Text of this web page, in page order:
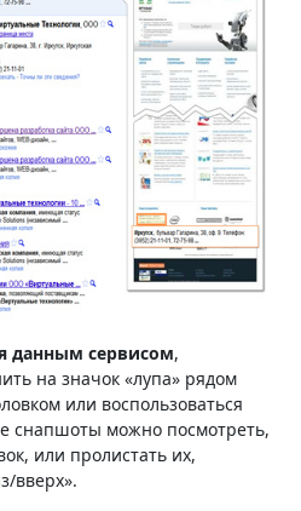
данным сервисом,
на значок «лупа» рядом
или воспользоваться
снапшоты можно посмотреть,
или пролистать их,
вверх».